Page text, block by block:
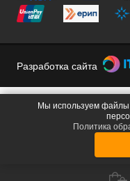
Разработка сайта
Мы используем файлы
Политика